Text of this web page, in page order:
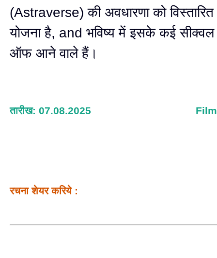
(Astraverse) की अवधारणा को
योजना है, and भविष्य में इसके कई सीक्वल
ऑफ आने वाले हैं।
तारीख: 07.08.2025
रचना शेयर करिये :